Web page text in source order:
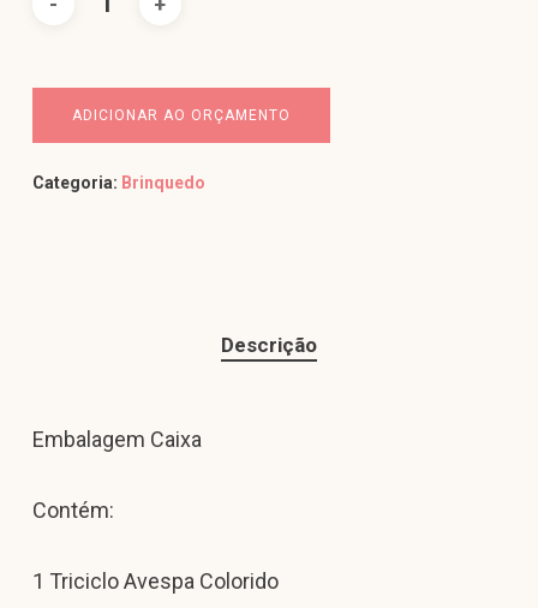
ADICIONAR AO ORÇAMENTO
Categoria: Brinquedo
Descrição
Embalagem Caixa
Contém:
1 Triciclo Avespa Colorido